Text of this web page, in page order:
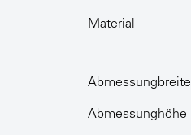
Material
Abmessungbreite
Abmessunghöhe